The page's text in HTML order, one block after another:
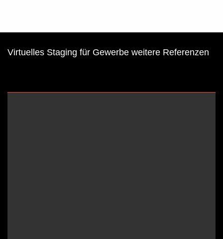
Virtuelles Staging für Gewerbe weitere Referenzen